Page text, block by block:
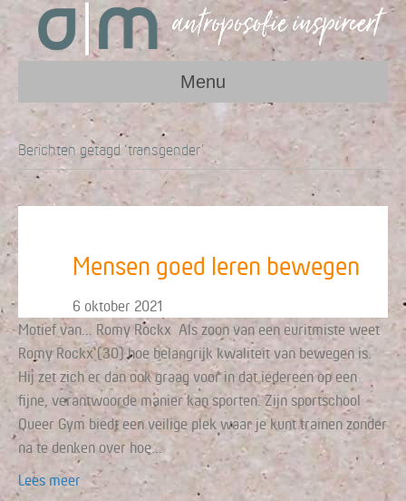
Menu
Berichten getagd ‘transgender’
Mensen goed leren bewegen
6 oktober 2021
Motief van… Romy Rockx Als zoon van een euritmiste weet
Romy Rockx (30) hoe belangrijk kwaliteit van bewegen is.
Hij zet zich er dan ook graag voor in dat iedereen op een
fijne, verantwoorde manier kan sporten. Zijn sportschool
Queer Gym biedt een veilige plek waar je kunt trainen zonder
na te denken over hoe…
Lees meer